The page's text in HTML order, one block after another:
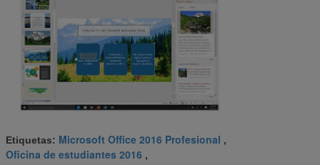
Etiquetas: Microsoft Office 2016 Profesional ,
Oficina de estudiantes 2016 ,